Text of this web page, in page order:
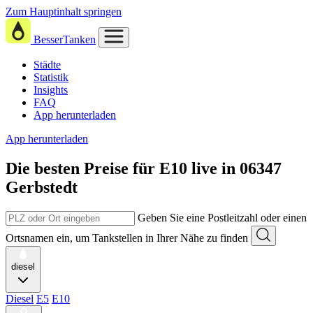
Zum Hauptinhalt springen
BesserTanken
Städte
Statistik
Insights
FAQ
App herunterladen
App herunterladen
Die besten Preise für E10 live in 06347
Gerbstedt
Geben Sie eine Postleitzahl oder einen
Ortsnamen ein, um Tankstellen in Ihrer Nähe zu finden
diesel
Diesel E5 E10